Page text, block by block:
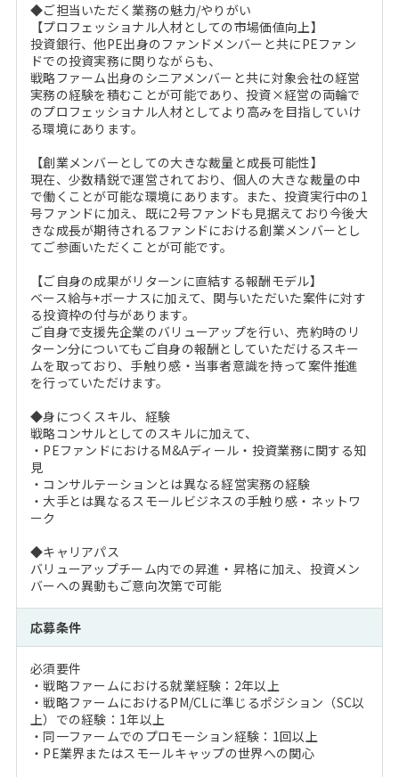
◆ご担当いただく業務の魅力/やりがい
【プロフェッショナル人材としての市場価値向上】
投資銀行、他PE出身のファンドメンバーと共にPEファン
ドでの投資実務に関りながらも、
戦略ファーム出身のシニアメンバーと共に対象会社の経営
実務の経験を積むことが可能であり、投資×経営の両輪で
のプロフェッショナル人材としてより高みを目指していけ
る環境にあります。
【創業メンバーとしての大きな裁量と成長可能性】
現在、少数精鋭で運営されており、個人の大きな裁量の中
で働くことが可能な環境にあります。また、投資実行中の1
号ファンドに加え、既に2号ファンドも見据えており今後大
きな成長が期待されるファンドにおける創業メンバーとし
てご参画いただくことが可能です。
【ご自身の成果がリターンに直結する報酬モデル】
ベース給与+ボーナスに加えて、関与いただいた案件に対す
る投資枠の付与があります。
ご自身で支援先企業のバリューアップを行い、売約時のリ
ターン分についてもご自身の報酬としていただけるスキー
ムを取っており、手触り感・当事者意識を持って案件推進
を行っていただけます。
◆身につくスキル、経験
戦略コンサルとしてのスキルに加えて、
・PEファンドにおけるM&Aディール・投資業務に関する知
見
・コンサルテーションとは異なる経営実務の経験
・大手とは異なるスモールビジネスの手触り感・ネットワ
ーク
◆キャリアパス
バリューアップチーム内での昇進・昇格に加え、投資メン
バーへの異動もご意向次第で可能
応募条件
必須要件
・戦略ファームにおける就業経験：2年以上
・戦略ファームにおけるPM/CLに準じるポジション（SC以
上）での経験：1年以上
・同一ファームでのプロモーション経験：1回以上
・PE業界またはスモールキャップの世界への関心